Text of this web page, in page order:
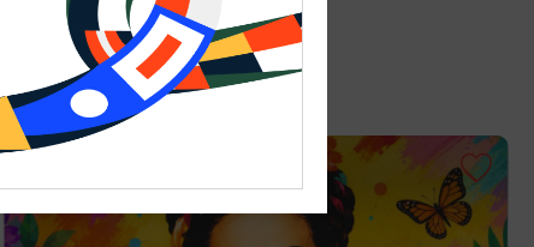
12.08.2026 20:00
Зеленоградск, Мурариум